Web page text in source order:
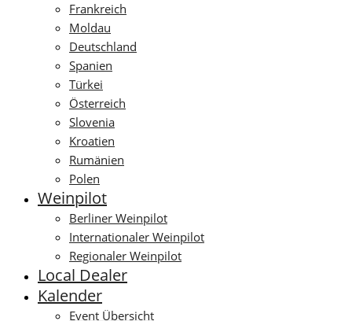
Frankreich
Moldau
Deutschland
Spanien
Türkei
Österreich
Slovenia
Kroatien
Rumänien
Polen
Weinpilot
Berliner Weinpilot
Internationaler Weinpilot
Regionaler Weinpilot
Local Dealer
Kalender
Event Übersicht